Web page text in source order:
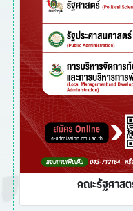
คณะรัฐศาส